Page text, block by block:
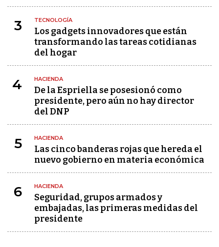
3 TECNOLOGÍA
Los gadgets innovadores que están
transformando las tareas cotidianas
del hogar
4 HACIENDA
De la Espriella se posesionó como
presidente, pero aún no hay director
del DNP
5 HACIENDA
Las cinco banderas rojas que hereda el
nuevo gobierno en materia económica
6 HACIENDA
Seguridad, grupos armados y
embajadas, las primeras medidas del
presidente